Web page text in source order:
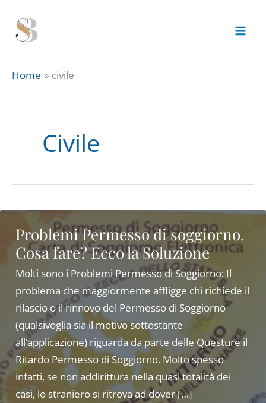
content
Home civile
Civile
Problemi Permesso di soggiorno.
Cosa fare? Ecco la Soluzione
Molti sono i Problemi Permesso di Soggiorno: Il
problema che maggiormente affligge chi richiede il
rilascio o il rinnovo del Permesso di Soggiorno
(qualsivoglia sia il motivo sottostante
all’applicazione) riguarda da parte delle Questure il
Ritardo Permesso di Soggiorno. Molto spesso
infatti, se non addirittura nella quasi totalità dei
casi, lo straniero si ritrova ad dover […]